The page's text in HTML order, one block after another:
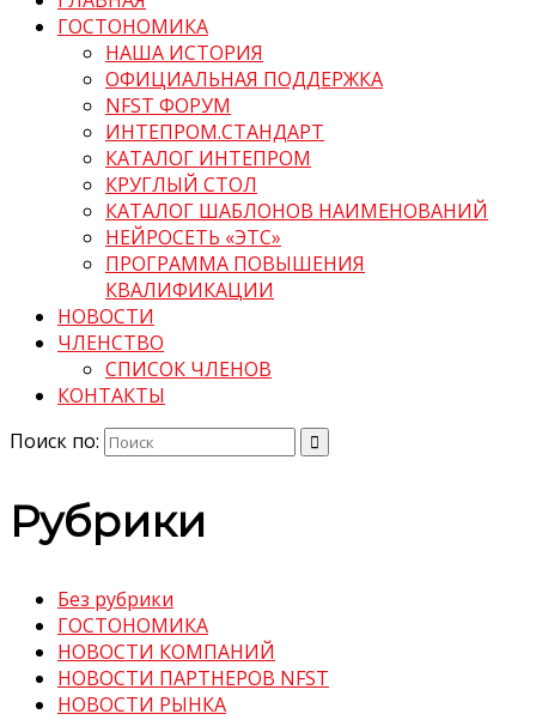
ГОСТОНОМИКА
НАША ИСТОРИЯ
ОФИЦИАЛЬНАЯ ПОДДЕРЖКА
NFST ФОРУМ
ИНТЕПРОМ.СТАНДАРТ
КАТАЛОГ ИНТЕПРОМ
КРУГЛЫЙ СТОЛ
КАТАЛОГ ШАБЛОНОВ НАИМЕНОВАНИЙ
НЕЙРОСЕТЬ «ЭТС»
ПРОГРАММА ПОВЫШЕНИЯ
КВАЛИФИКАЦИИ
НОВОСТИ
ЧЛЕНСТВО
СПИСОК ЧЛЕНОВ
КОНТАКТЫ
Поиск по:
Рубрики
Без рубрики
ГОСТОНОМИКА
НОВОСТИ КОМПАНИЙ
НОВОСТИ ПАРТНЕРОВ NFST
НОВОСТИ РЫНКА